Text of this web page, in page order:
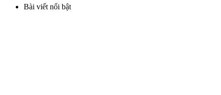
Bài viết nổi bật